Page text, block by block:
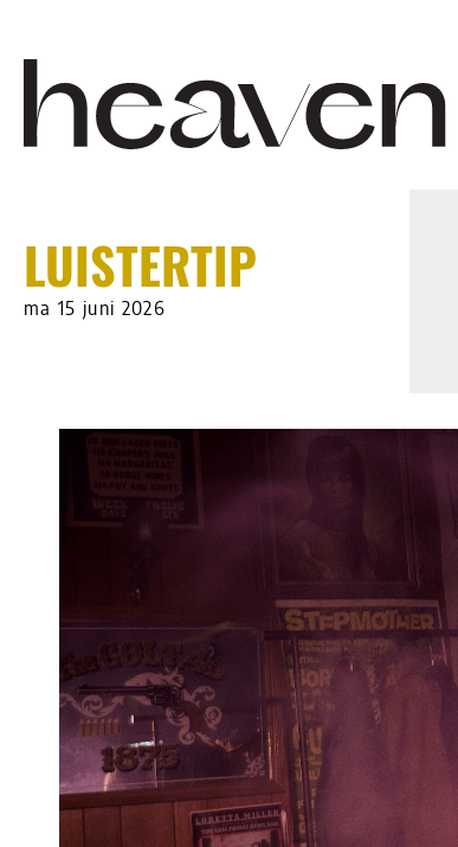
LUISTERTIP
ma 15 juni 2026